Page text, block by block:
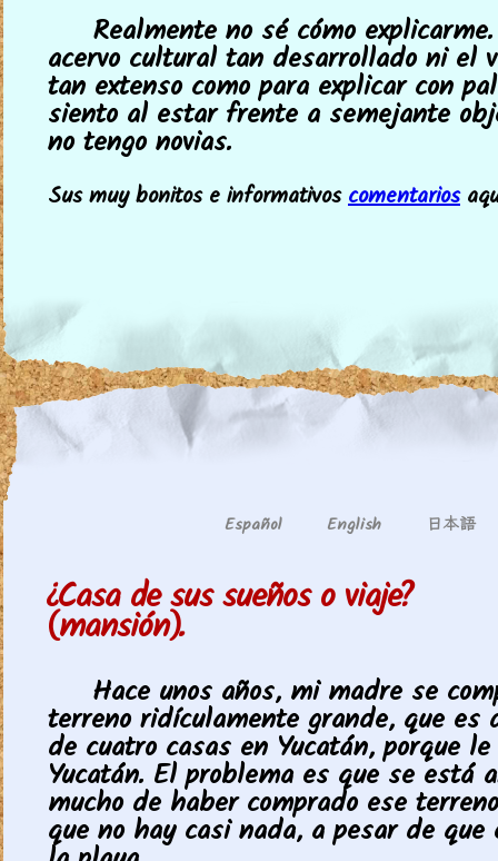
Realmente no sé cómo
acervo cultural tan desarrollado ni el
tan extenso como para explicar con
siento al estar frente a semejante
no tengo novias.
Sus muy bonitos e informativoscomentarios
Español English 日本語
¿Casa de sus sueños o viaje?
(mansión).
Hace unos años, mi madre se
terreno ridículamente grande, que es
de cuatro casas en Yucatán, porque
Yucatán. El problema es que se está
mucho de haber comprado ese
que no hay casi nada, a pesar de